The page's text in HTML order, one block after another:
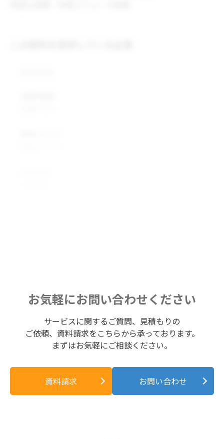
お気軽にお問い合わせください
サービスに関するご質問、見積もりの
ご依頼、資料請求をこちらから承っております。
まずはお気軽にご相談ください。
資料請求 お問い合わせ